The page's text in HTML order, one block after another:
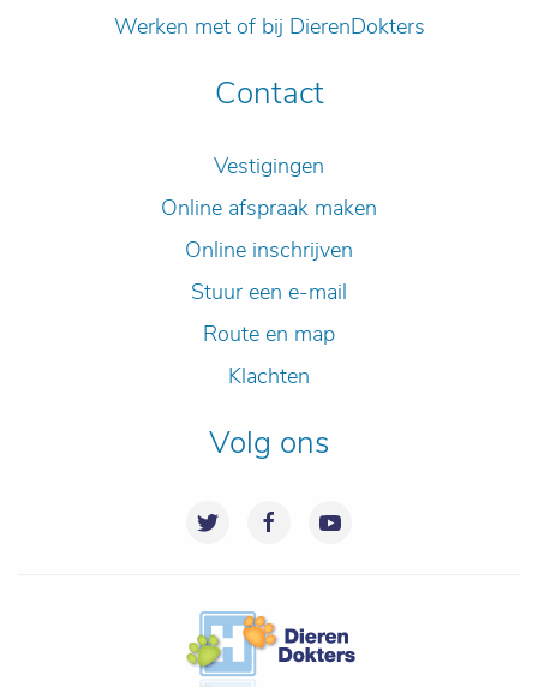
Werken met of bij DierenDokters
Contact
Vestigingen
Online afspraak maken
Online inschrijven
Stuur een e-mail
Route en map
Klachten
Volg ons